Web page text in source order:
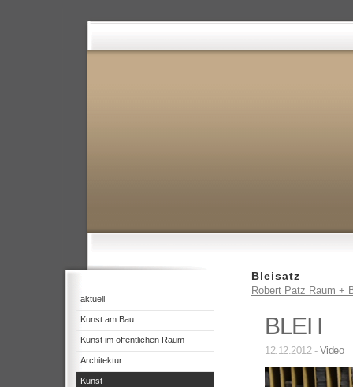
aktuell
Kunst am Bau
Kunst im öffentlichen Raum
Architektur
Kunst
Bleisatz
Robert Patz Raum +
BLEI I
12.12.2012 - Video